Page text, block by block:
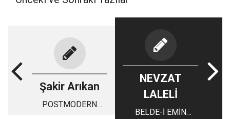
Şakir Arıkan
POSTMODERN
NEVZAT
LALELİ
BELDE-İ EMİN